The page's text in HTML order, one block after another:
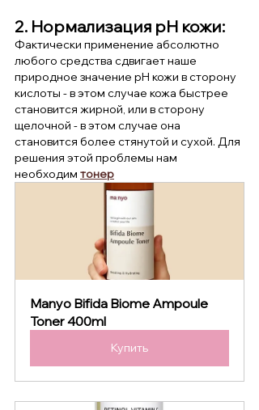
2. Нормализация pH кожи:
Фактически применение абсолютно
любого средства сдвигает наше
природное значение рН кожи в сторону
кислоты - в этом случае кожа быстрее
становится жирной, или в сторону
щелочной - в этом случае она
становится более стянутой и сухой. Для
решения этой проблемы нам
необходим тонер
Manyo Bifida Biome Ampoule
Toner 400ml
Купить